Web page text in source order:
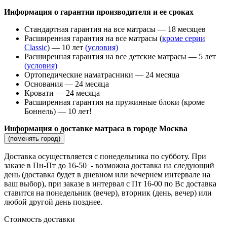
Информация о гарантии производителя и ее сроках
Стандартная гарантия на все матрасы — 18 месяцев
Расширенная гарантия на все матрасы (кроме серии
Classic) — 10 лет (условия)
Расширенная гарантия на все детские матрасы — 5 лет
(условия)
Ортопедические наматрасники — 24 месяца
Основания — 24 месяца
Кровати — 24 месяца
Расширенная гарантия на пружинные блоки (кроме
Боннель) — 10 лет!
Информация о доставке матраса в городе Москва
(поменять город)
Доставка осуществляется c понедельника по субботу. При
заказе в Пн-Пт до 16-50 - возможна доставка на следующий
день (доставка будет в дневном или вечернем интервале на
ваш выбор), при заказе в интервал с Пт 16-00 по Вс доставка
ставится на понедельник (вечер), вторник (день, вечер) или
любой другой день позднее.
Стоимость доставки